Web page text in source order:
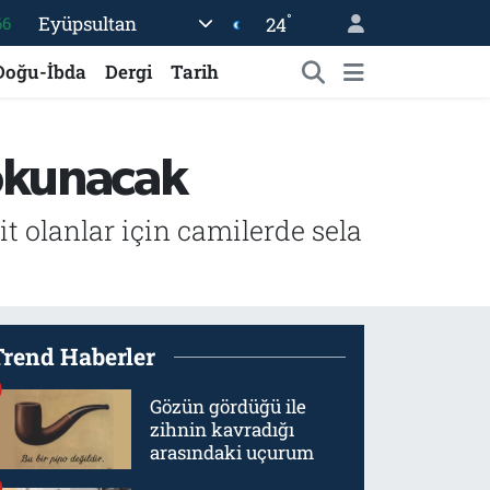
Eyüpsultan 24°
İbda Dergi Tarih
olanlar için camilerde sela
Haberler
Gözün gördüğü ile
zihnin kavradığı
arasındaki uçurum